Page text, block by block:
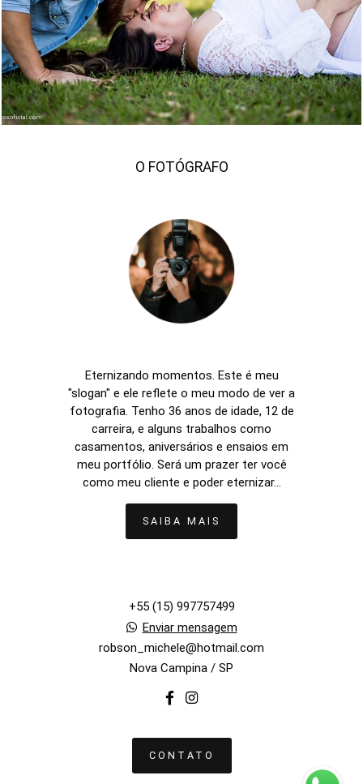
1507 180
O FOTÓGRAFO
Eternizando momentos. Este é meu
"slogan" e ele reflete o meu modo de ver a
fotografia. Tenho 36 anos de idade, 12 de
carreira, e alguns trabalhos como
casamentos, aniversários e ensaios em
meu portfólio. Será um prazer ter você
como meu cliente e poder eternizar...
SAIBA MAIS
+55 (15) 997757499
Enviar mensagem
robson_michele@hotmail.com
Nova Campina / SP
CONTATO